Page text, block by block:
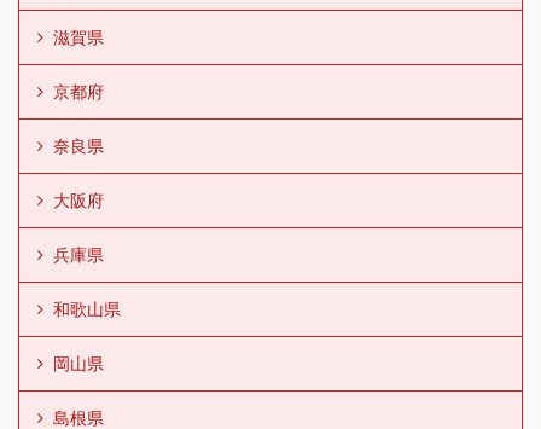
滋賀県
京都府
奈良県
大阪府
兵庫県
和歌山県
岡山県
島根県